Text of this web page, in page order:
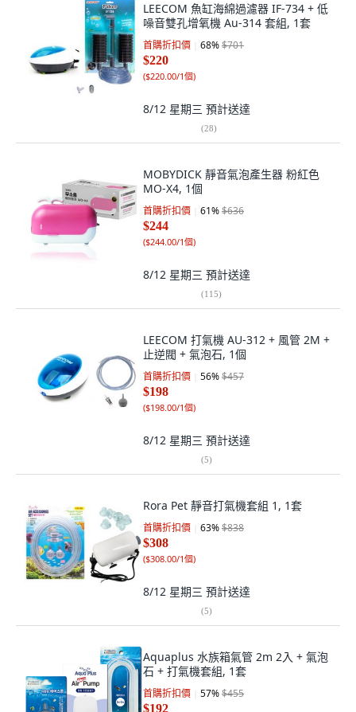
LEECOM 魚缸海綿過濾器 IF-734 + 低
噪音雙孔增氧機 Au-314 套組, 1套
首購折扣價 68%$701
$220
($220.00/1個)
8/12 星期三 預計送達
(28)
MOBYDICK 靜音氣泡產生器 粉紅色
MO-X4, 1個
首購折扣價 61%$636
$244
($244.00/1個)
8/12 星期三 預計送達
(115)
LEECOM 打氣機 AU-312 + 風管 2M +
止逆閥 + 氣泡石, 1個
首購折扣價 56%$457
$198
($198.00/1個)
8/12 星期三 預計送達
(5)
Rora Pet 靜音打氣機套組 1, 1套
首購折扣價 63%$838
$308
($308.00/1個)
8/12 星期三 預計送達
(5)
Aquaplus 水族箱氣管 2m 2入 + 氣泡
石 + 打氣機套組, 1套
首購折扣價 57%$455
$192